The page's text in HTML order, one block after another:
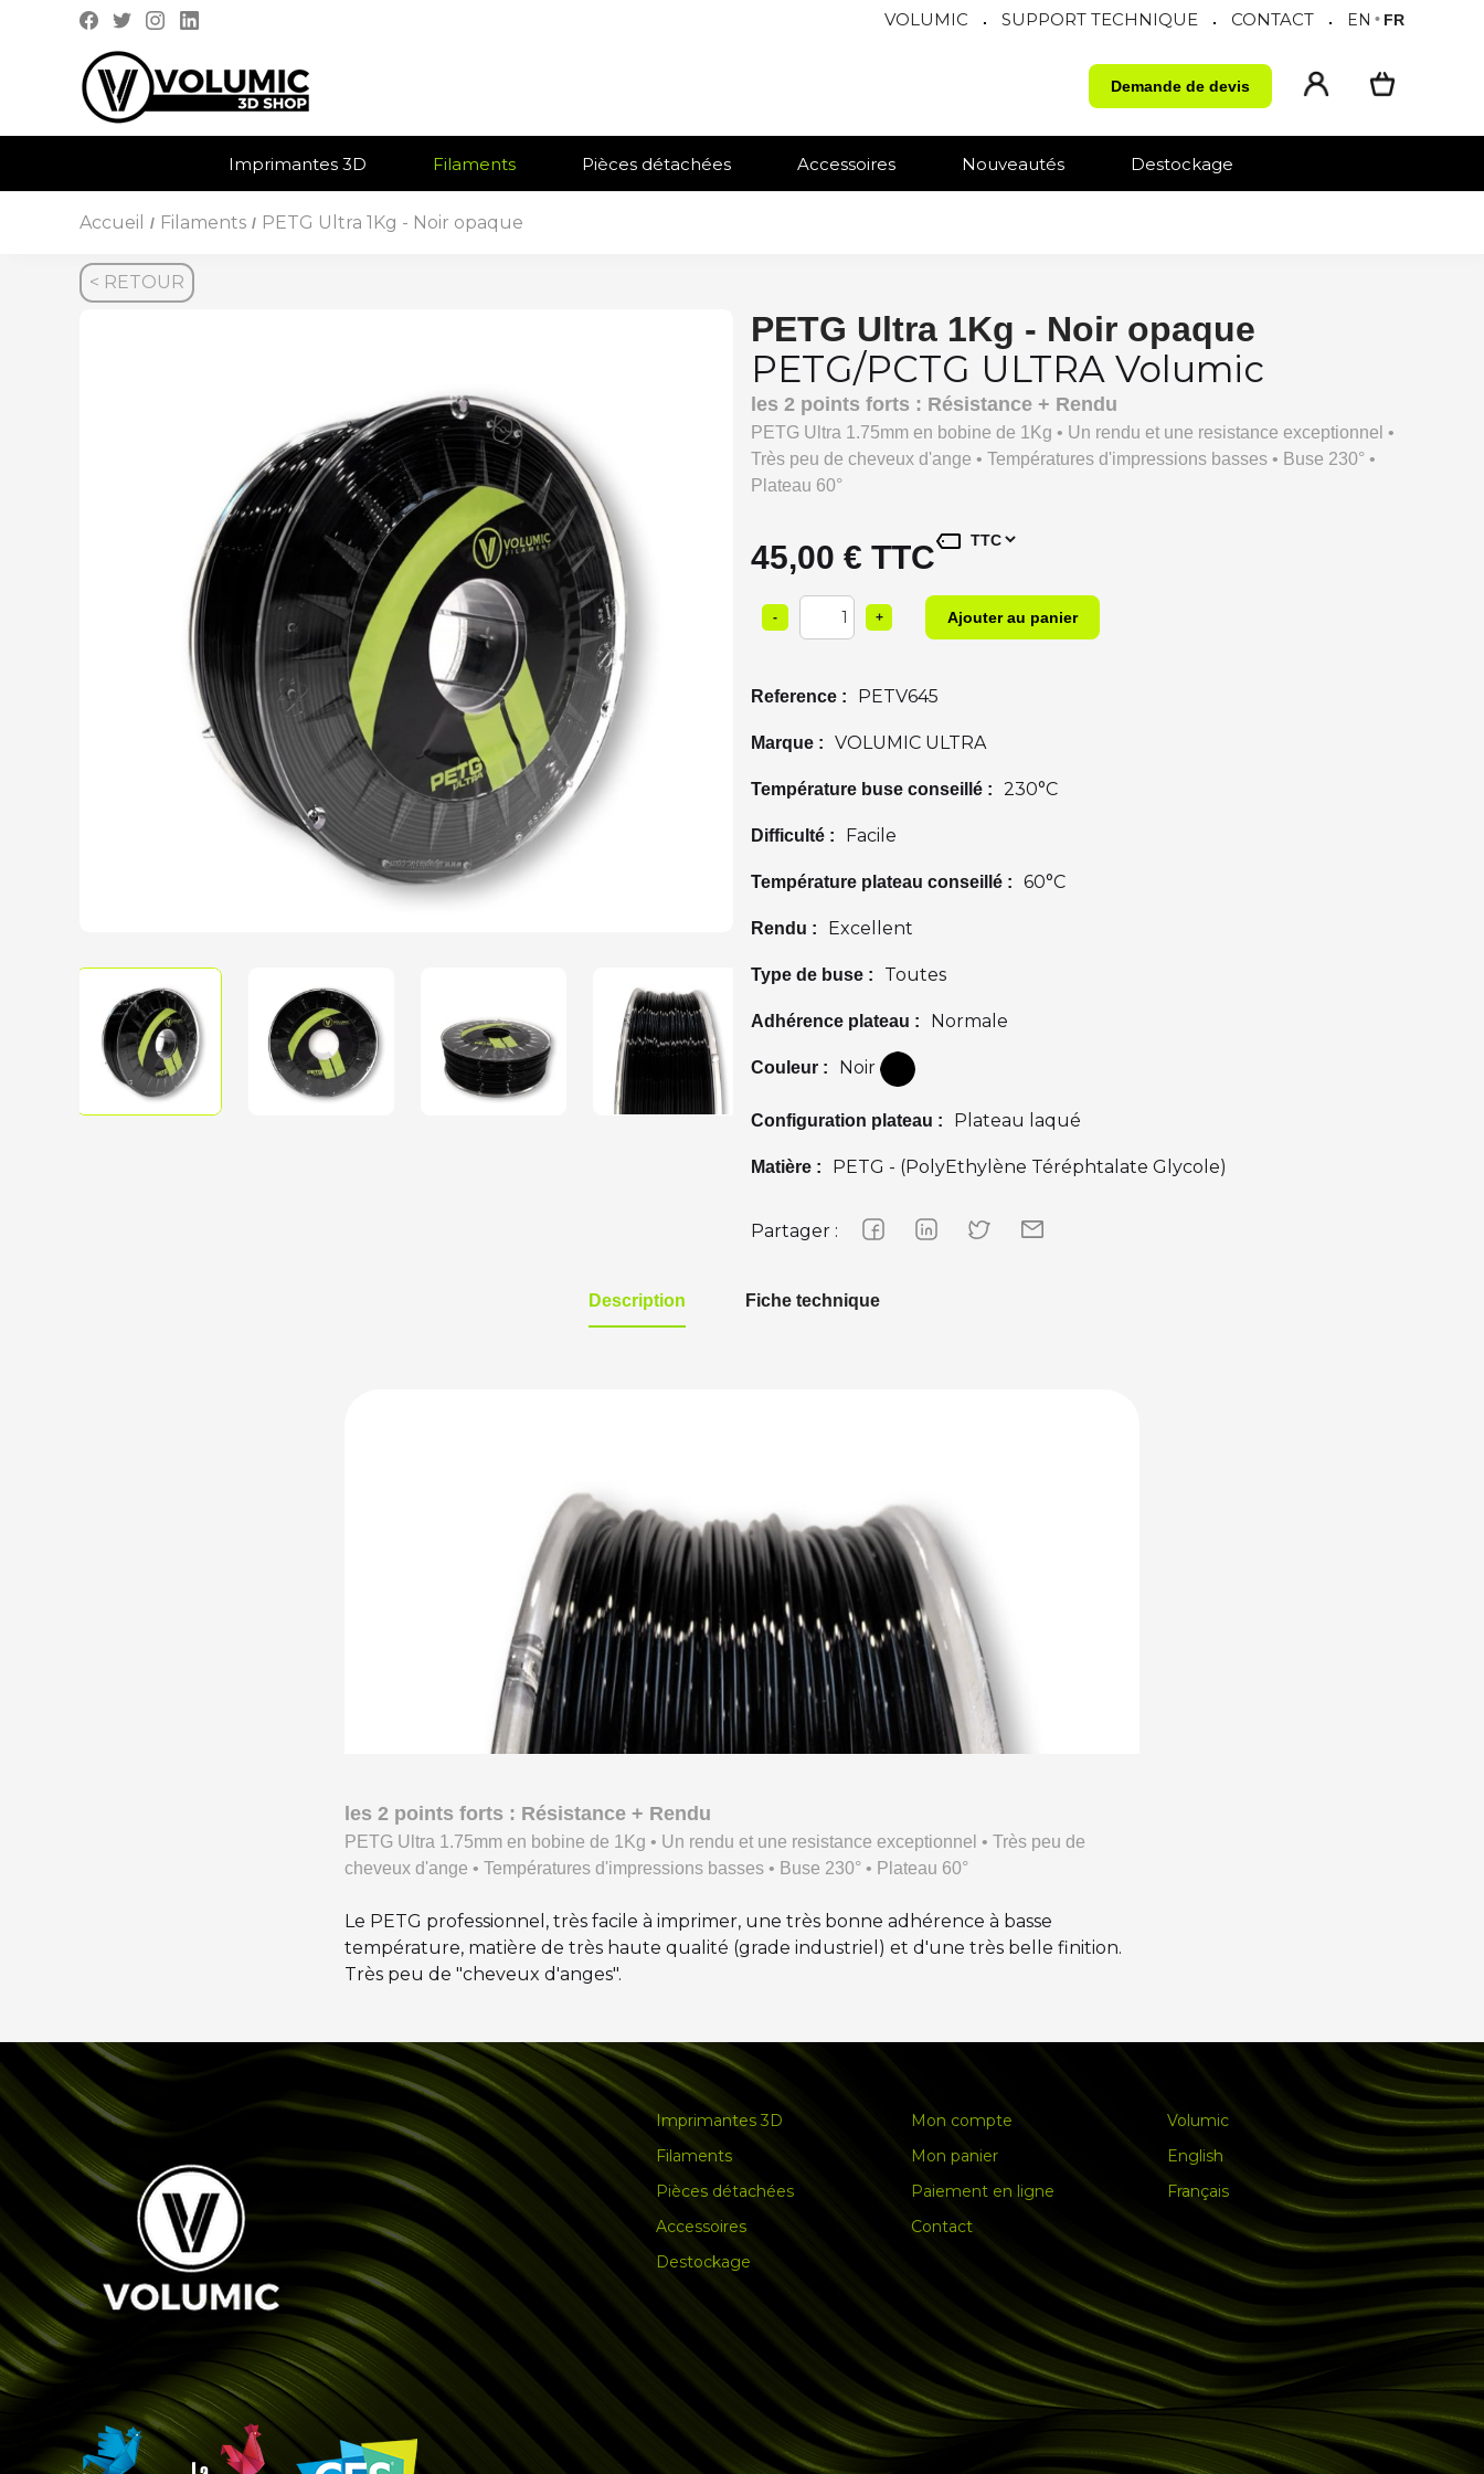
VOLUMIC . SUPPORT TECHNIQUE . CONTACT . EN • FR
Demande de devis
Imprimantes 3D Filaments Pièces détachées Accessoires Nouveautés Destockage
Accueil / Filaments / PETG Ultra 1Kg - Noir opaque
< RETOUR
PETG Ultra 1Kg - Noir opaque
PETG/PCTG ULTRA Volumic
les 2 points forts : Résistance + Rendu
PETG Ultra 1.75mm en bobine de 1Kg • Un rendu et une resistance exceptionnel •
Très peu de cheveux d'ange • Températures d'impressions basses • Buse 230° •
Plateau 60°
45,00 € TTC
- 1 +
Reference : PETV645
Marque : VOLUMIC ULTRA
Température buse conseillé : 230°C
Difficulté : Facile
Température plateau conseillé : 60°C
Rendu : Excellent
Type de buse : Toutes
Adhérence plateau : Normale
Couleur : Noir
Configuration plateau : Plateau laqué
Matière : PETG - (PolyEthylène Téréphtalate Glycole)
Partager :
Description Fiche technique
les 2 points forts : Résistance + Rendu
PETG Ultra 1.75mm en bobine de 1Kg • Un rendu et une resistance exceptionnel • Très peu de
cheveux d'ange • Températures d'impressions basses • Buse 230° • Plateau 60°
Le PETG professionnel, très facile à imprimer, une très bonne adhérence à basse
température, matière de très haute qualité (grade industriel) et d'une très belle finition.
Très peu de "cheveux d'anges".
Imprimantes 3D
Filaments
Pièces détachées
Accessoires
Destockage
Mon compte
Mon panier
Paiement en ligne
Contact
Volumic
English
Français